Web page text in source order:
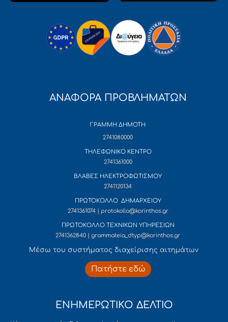
ΑΝΑΦΟΡΑ ΠΡΟΒΛΗΜΑΤΩΝ
ΓΡΑΜΜΗ ΔΗΜΟΤΗ
2741080000
ΤΗΛΕΦΩΝΙΚΟ ΚΕΝΤΡΟ
2741361000
ΒΛΑΒΕΣ ΗΛΕΚΤΡΟΦΩΤΙΣΜΟΥ
2741120134
ΠΡΩΤΟΚΟΛΛΟ ΔΗΜΑΡΧΕΙΟΥ
2741361074 | protokollo@korinthos.gr
ΠΡΩΤΟΚΟΛΛΟ ΤΕΧΝΙΚΩΝ ΥΠΗΡΕΣΙΩΝ
2741362840 | grammateia_dtyp@korinthos.gr
Mέσω του συστήματος διαχείρισης αιτημάτων
Πατήστε εδώ
ΕΝΗΜΕΡΩΤΙΚΟ ΔΕΛΤΙΟ